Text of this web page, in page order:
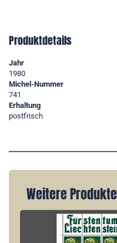
Produktdetails
Jahr
1980
Michel-Nummer
741
Erhaltung
postfrisch
Weitere Produkte